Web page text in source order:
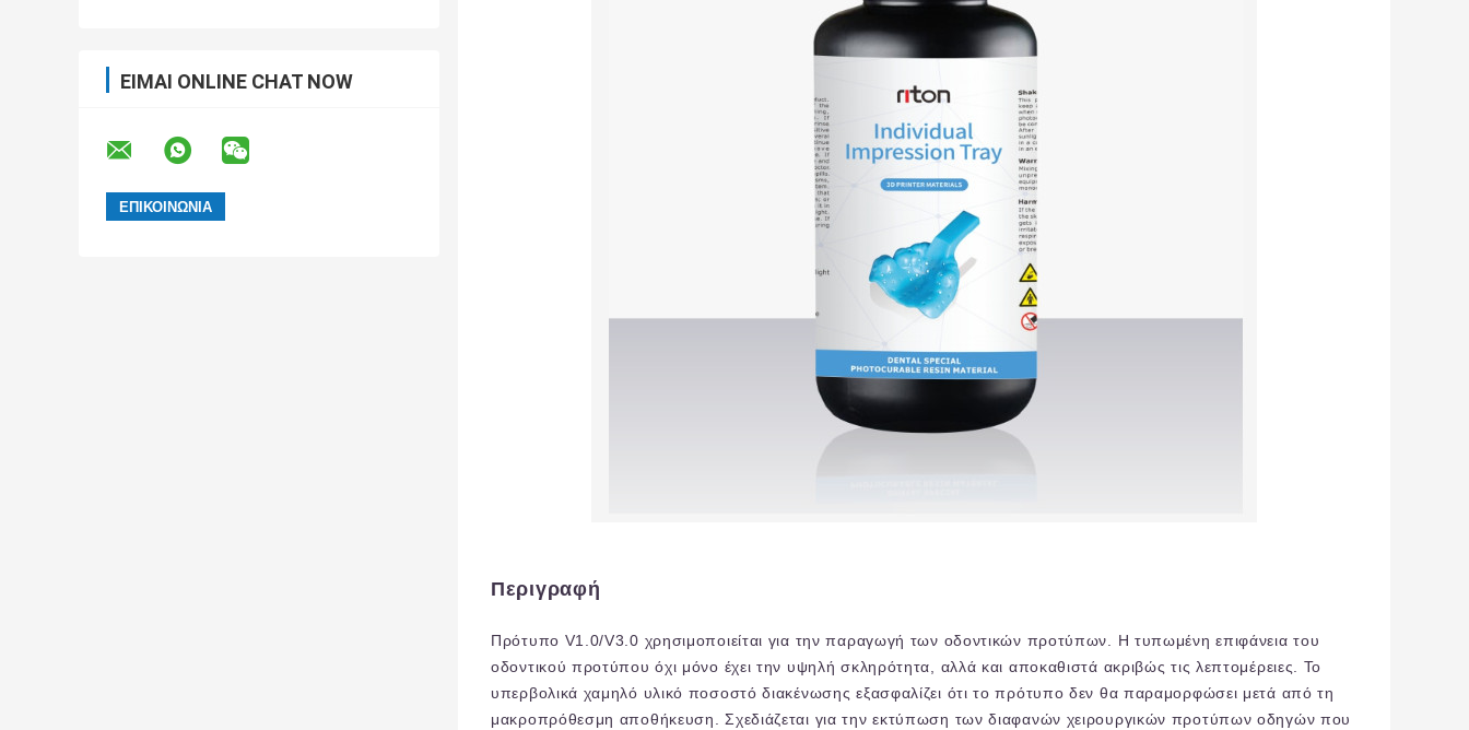
ΕΊΜΑΙ ONLINE CHAT NOW
Περιγραφή
Πρότυπο V1.0/V3.0 χρησιμοποιείται για την παραγωγή των οδοντικών προτύπων. Η τυπωμένη επιφάνεια του
οδοντικού προτύπου όχι μόνο έχει την υψηλή σκληρότητα, αλλά και αποκαθιστά ακριβώς τις λεπτομέρειες. Το
υπερβολικά χαμηλό υλικό ποσοστό διακένωσης εξασφαλίζει ότι το πρότυπο δεν θα παραμορφώσει μετά από τη
μακροπρόθεσμη αποθήκευση. Σχεδιάζεται για την εκτύπωση των διαφανών χειρουργικών προτύπων οδηγών που